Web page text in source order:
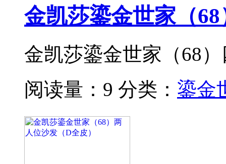
金凯莎鎏金世家（
金凯莎鎏金世家（68
阅读量：9 分类： 鎏金